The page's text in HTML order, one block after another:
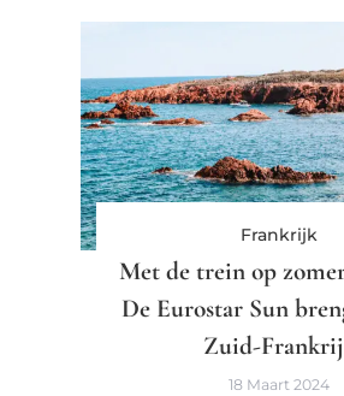
Frankrijk
Met de trein op
De Eurostar Sun
Zuid-
18 Maart 2024